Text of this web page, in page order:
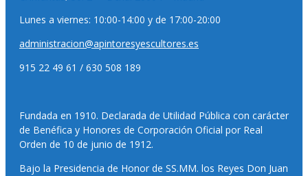
Lunes a viernes: 10:00-14:00 y de 17:00-20:00
administracion@apintoresyescultores.es
915 22 49 61 / 630 508 189
Fundada en 1910. Declarada de Utilidad Pública con carácter
de Benéfica y Honores de Corporación Oficial por Real
Orden de 10 de junio de 1912.
Bajo la Presidencia de Honor de SS.MM. los Reyes Don Juan